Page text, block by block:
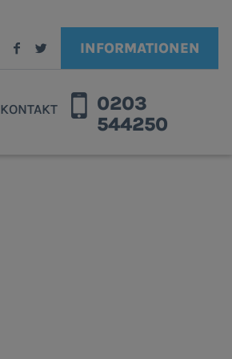
0203
544250
INFORMATIONEN
KONTAKT